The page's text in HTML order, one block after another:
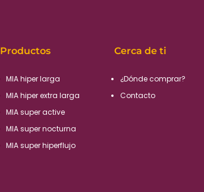
Productos
MIA hiper larga
MIA hiper extra larga
MIA super active
MIA super nocturna
MIA super hiperflujo
Cerca de ti
¿Dónde comprar?
Contacto